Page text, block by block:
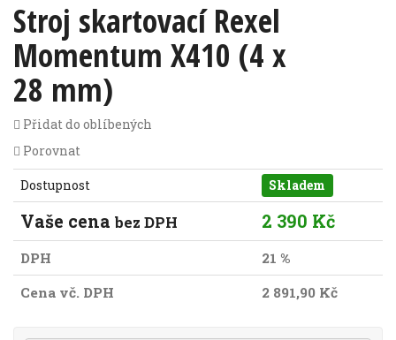
Stroj skartovací Rexel
Momentum X410 (4 x
28 mm)
Přidat do oblíbených
Porovnat
Dostupnost Skladem
Vaše cena bez DPH 2 390 Kč
DPH
21 %
Cena vč. DPH
2 891,90 Kč